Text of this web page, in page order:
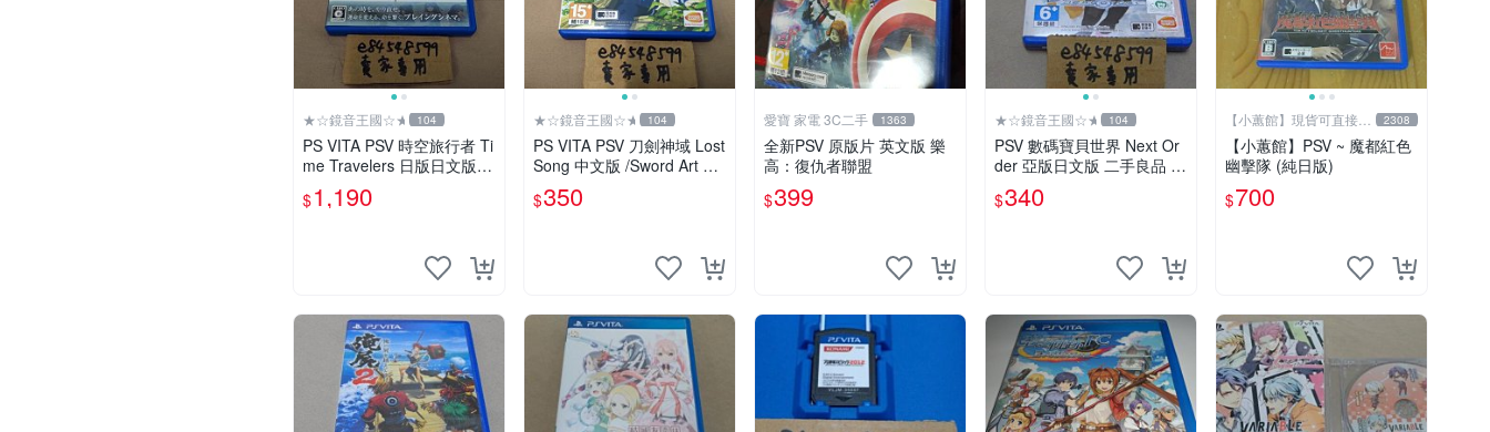
★☆鏡音王國☆★ 104
PS VITA PSV 時空旅行者 Ti
me Travelers 日版日文版
純日版 二手良品 タイムト
ラベラーズ
$1,190
★☆鏡音王國☆★ 104
PS VITA PSV 刀劍神域 Lost
Song 中文版 /Sword Art On
line SAO
$350
愛寶 家電 3C二手 1363
全新PSV 原版片 英文版 樂
高：復仇者聯盟
$399
★☆鏡音王國☆★ 104
PSV 數碼寶貝世界 Next Or
der 亞版日文版 二手良品 デ
ジモンワールド Digimon W
orld
$340
【小蕙館】現貨可直接下
標
2308
【小蕙館】PSV ~ 魔都紅色
幽擊隊 (純日版)
$700